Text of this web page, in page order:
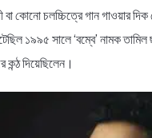
বা কোনো চলচ্চিত্রে গান গাওয়ার
১৯৯৫ সালে ‘বম্বে’ নামক তামিল
কন্ঠ দিয়েছিলেন।